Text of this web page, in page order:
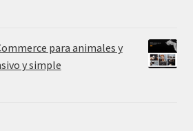
para animales y
y simple